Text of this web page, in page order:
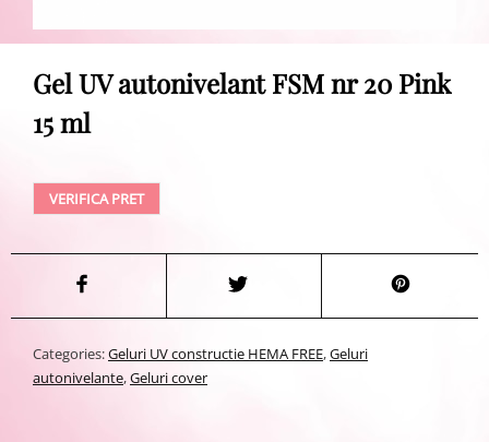
Gel UV autonivelant FSM nr 20 Pink
15 ml
VERIFICA PRET
Categories:Geluri UV constructie HEMA FREE,Geluri
autonivelante,Geluri cover